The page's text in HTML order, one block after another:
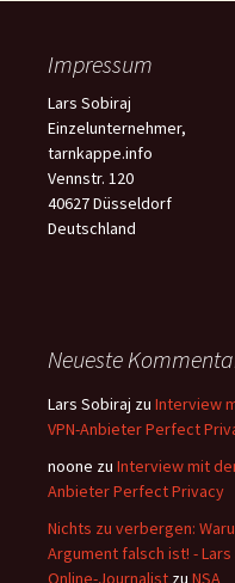
Impressum
Lars Sobiraj
Einzelunternehmer,
tarnkappe.info
Vennstr. 120
40627 Düsseldorf
Deutschland
Neueste
Lars Sobiraj zu Interview
VPN-Anbieter Perfect
noone zu Interview mit
Anbieter Perfect Privacy
Nichts zu verbergen:
Argument falsch ist! -
Online-Journalist zu NSA